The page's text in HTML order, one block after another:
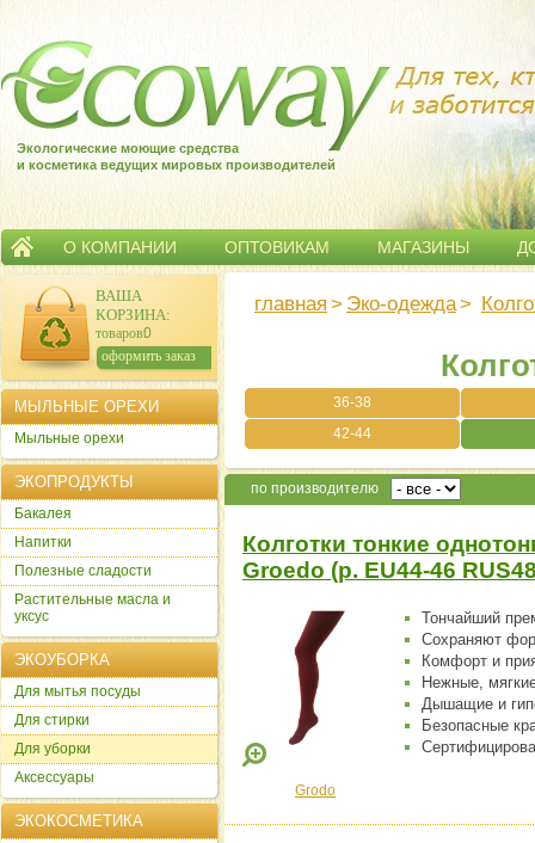
Экологические моющие средства
и косметика ведущих мировых производителей
О КОМПАНИИ ОПТОВИКАМ МАГАЗИНЫ
главная > Эко-одежда>
36-38
42-44
по производителю
Колготки тонкие
Groedo (р. EU44-46
Тончайший
Сохраняют
Комфорт и
Нежные,
Дышащие и
Безопасные
Grodo
ВАША
КОРЗИНА:
товаров:0
сумма: 0р.
оформить заказ
МЫЛЬНЫЕ ОРЕХИ
Мыльные орехи
ЭКОПРОДУКТЫ
Бакалея
Напитки
Полезные сладости
Растительные масла и
уксус
ЭКОУБОРКА
Для мытья посуды
Для стирки
Для уборки
Аксессуары
ЭКОКОСМЕТИКА